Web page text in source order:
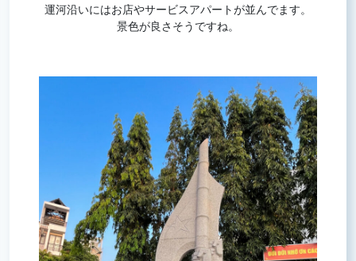
運河沿いにはお店やサービスアパートが並んでます。
景色が良さそうですね。